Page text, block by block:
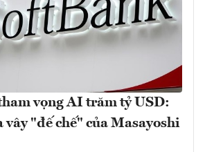
vọng AI trăm tỷ USD:
vây "đế chế" của Masayoshi